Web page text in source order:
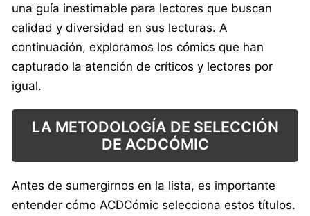
una guía inestimable para lectores que buscan
calidad y diversidad en sus lecturas. A
continuación, exploramos los cómics que han
capturado la atención de críticos y lectores por
igual.
LA METODOLOGÍA DE SELECCIÓN
DE ACDCÓMIC
Antes de sumergirnos en la lista, es importante
entender cómo ACDCómic selecciona estos títulos.